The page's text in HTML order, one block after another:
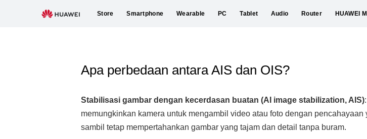
Store Smartphone Wearable PC Tablet Audio Router HUAWEI
Apa perbedaan antara AIS dan OIS?
Stabilisasi gambar dengan kecerdasan buatan (AI image stabilization, AIS)
memungkinkan kamera untuk mengambil video atau foto dengan
sambil tetap mempertahankan gambar yang tajam dan detail tanpa buram.